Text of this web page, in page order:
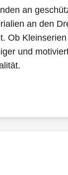
an
an den
Ob
und